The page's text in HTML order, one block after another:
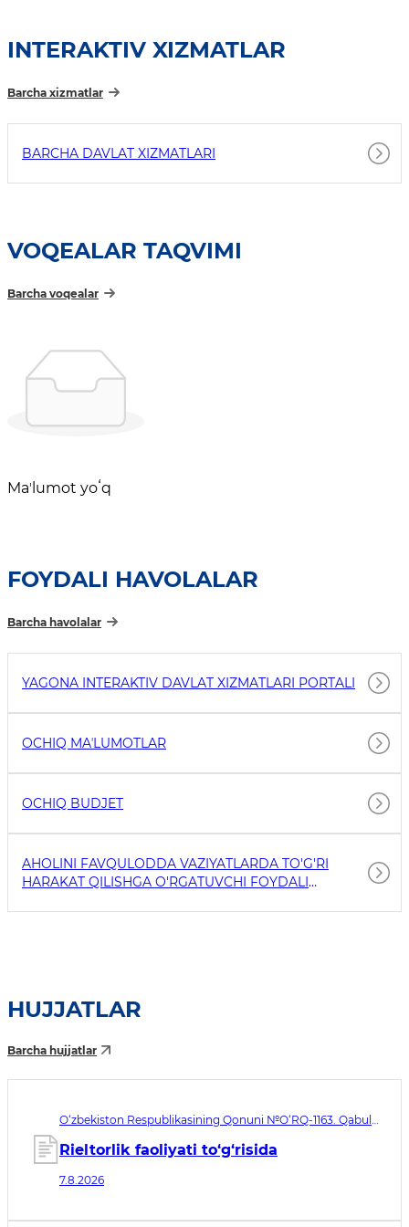
INTERAKTIV XIZMATLAR
Barcha xizmatlar
BARCHA DAVLAT XIZMATLARI
VOQEALAR TAQVIMI
Barcha voqealar
Maʼlumot yoʻq
FOYDALI HAVOLALAR
Barcha havolalar
YAGONA INTERAKTIV DAVLAT XIZMATLARI PORTALI
OCHIQ MAʼLUMOTLAR
OCHIQ BUDJET
AHOLINI FAVQULODDA VAZIYATLARDA TO'G'RI
HARAKAT QILISHGA O'RGATUVCHI FOYDALI
HUJJATLAR
Barcha hujjatlar
O‘zbekiston Respublikasining Qonuni №O‘RQ-1163. Qabul
Rieltorlik faoliyati to‘g‘risida
7.8.2026